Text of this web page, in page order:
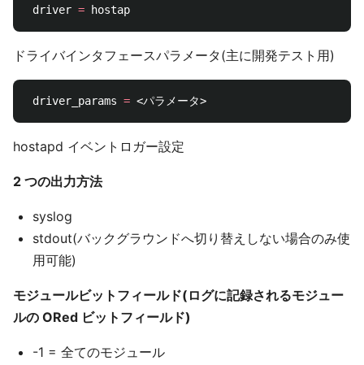
driver =
ドライバインタフェースパラメータ(主に開発テスト用)
driver_params =
hostapd イベントロガー設定
2 つの出力方法
syslog
stdout(バックグラウンドへ切り替えしない場合のみ使
用可能)
モジュールビットフィールド(ログに記録されるモジュー
ルの ORed ビットフィールド)
-1 = 全てのモジュール